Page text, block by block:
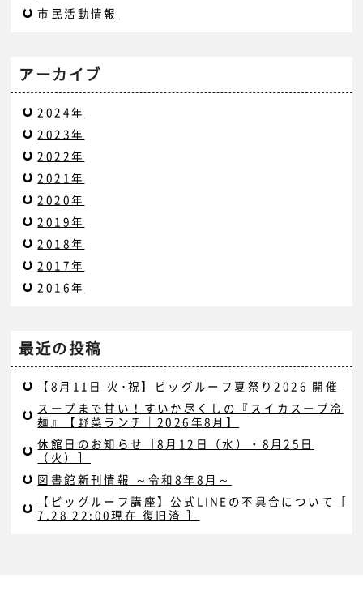
市民活動情報
アーカイブ
2024年
2023年
2022年
2021年
2020年
2019年
2018年
2017年
2016年
最近の投稿
【8月11日 火･祝】ビッグルーフ夏祭り2026 開催
スープまで甘い！すいか尽くしの『スイカスープ冷
麺』【野菜ランチ｜2026年8月】
休館日のお知らせ［8月12日（水）・8月25日
（火）］
図書館新刊情報 ～令和8年8月～
【ビッグルーフ講座】公式LINEの不具合について［
7.28 22:00現在 復旧済 ］